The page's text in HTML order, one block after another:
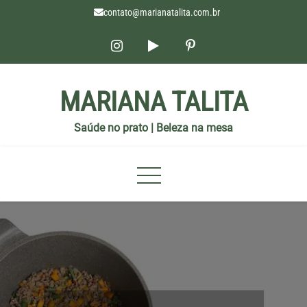
contato@marianatalita.com.br
MARIANA TALITA
Saúde no prato | Beleza na mesa